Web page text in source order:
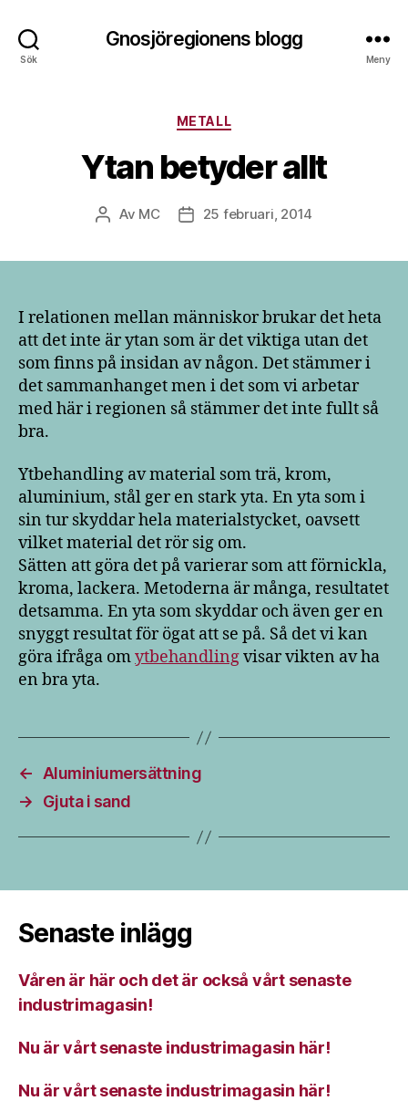
Sök
Gnosjöregionens blogg
Meny
Kategorier
METALL
Ytan betyder allt
Inläggsförfattare
Av MC Inläggsdatum
25 februari, 2014
I relationen mellan människor brukar det heta
att det inte är ytan som är det viktiga utan det
som finns på insidan av någon. Det stämmer i
det sammanhanget men i det som vi arbetar
med här i regionen så stämmer det inte fullt så
bra.
Ytbehandling av material som trä, krom,
aluminium, stål ger en stark yta. En yta som i
sin tur skyddar hela materialstycket, oavsett
vilket material det rör sig om.
Sätten att göra det på varierar som att förnickla,
kroma, lackera. Metoderna är många, resultatet
detsamma. En yta som skyddar och även ger en
snyggt resultat för ögat att se på. Så det vi kan
göra ifråga omytbehandlingvisar vikten av ha
en bra yta.
←
Aluminiumersättning
→
Gjuta i sand
Senaste inlägg
Våren är här och det är också vårt senaste
industrimagasin!
Nu är vårt senaste industrimagasin här!
Nu är vårt senaste industrimagasin här!